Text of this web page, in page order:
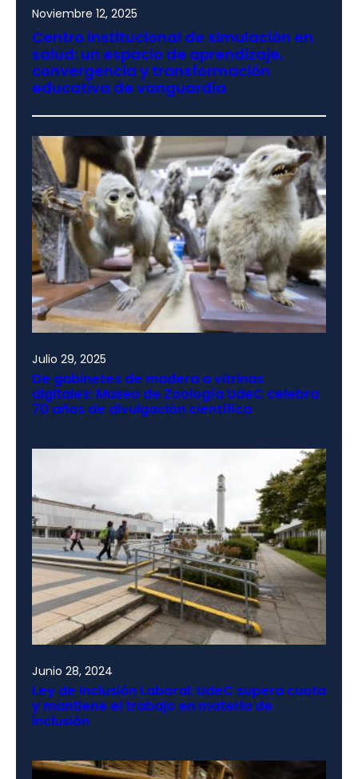
Noviembre 12, 2025
Centro institucional de simulación en
salud: un espacio de aprendizaje,
convergencia y transformación
educativa de vanguardia
Julio 29, 2025
De gabinetes de madera a vitrinas
digitales: Museo de Zoología UdeC celebra
70 años de divulgación científica
Junio 28, 2024
Ley de Inclusión Laboral: UdeC supera cuota
y mantiene el trabajo en materia de
inclusión